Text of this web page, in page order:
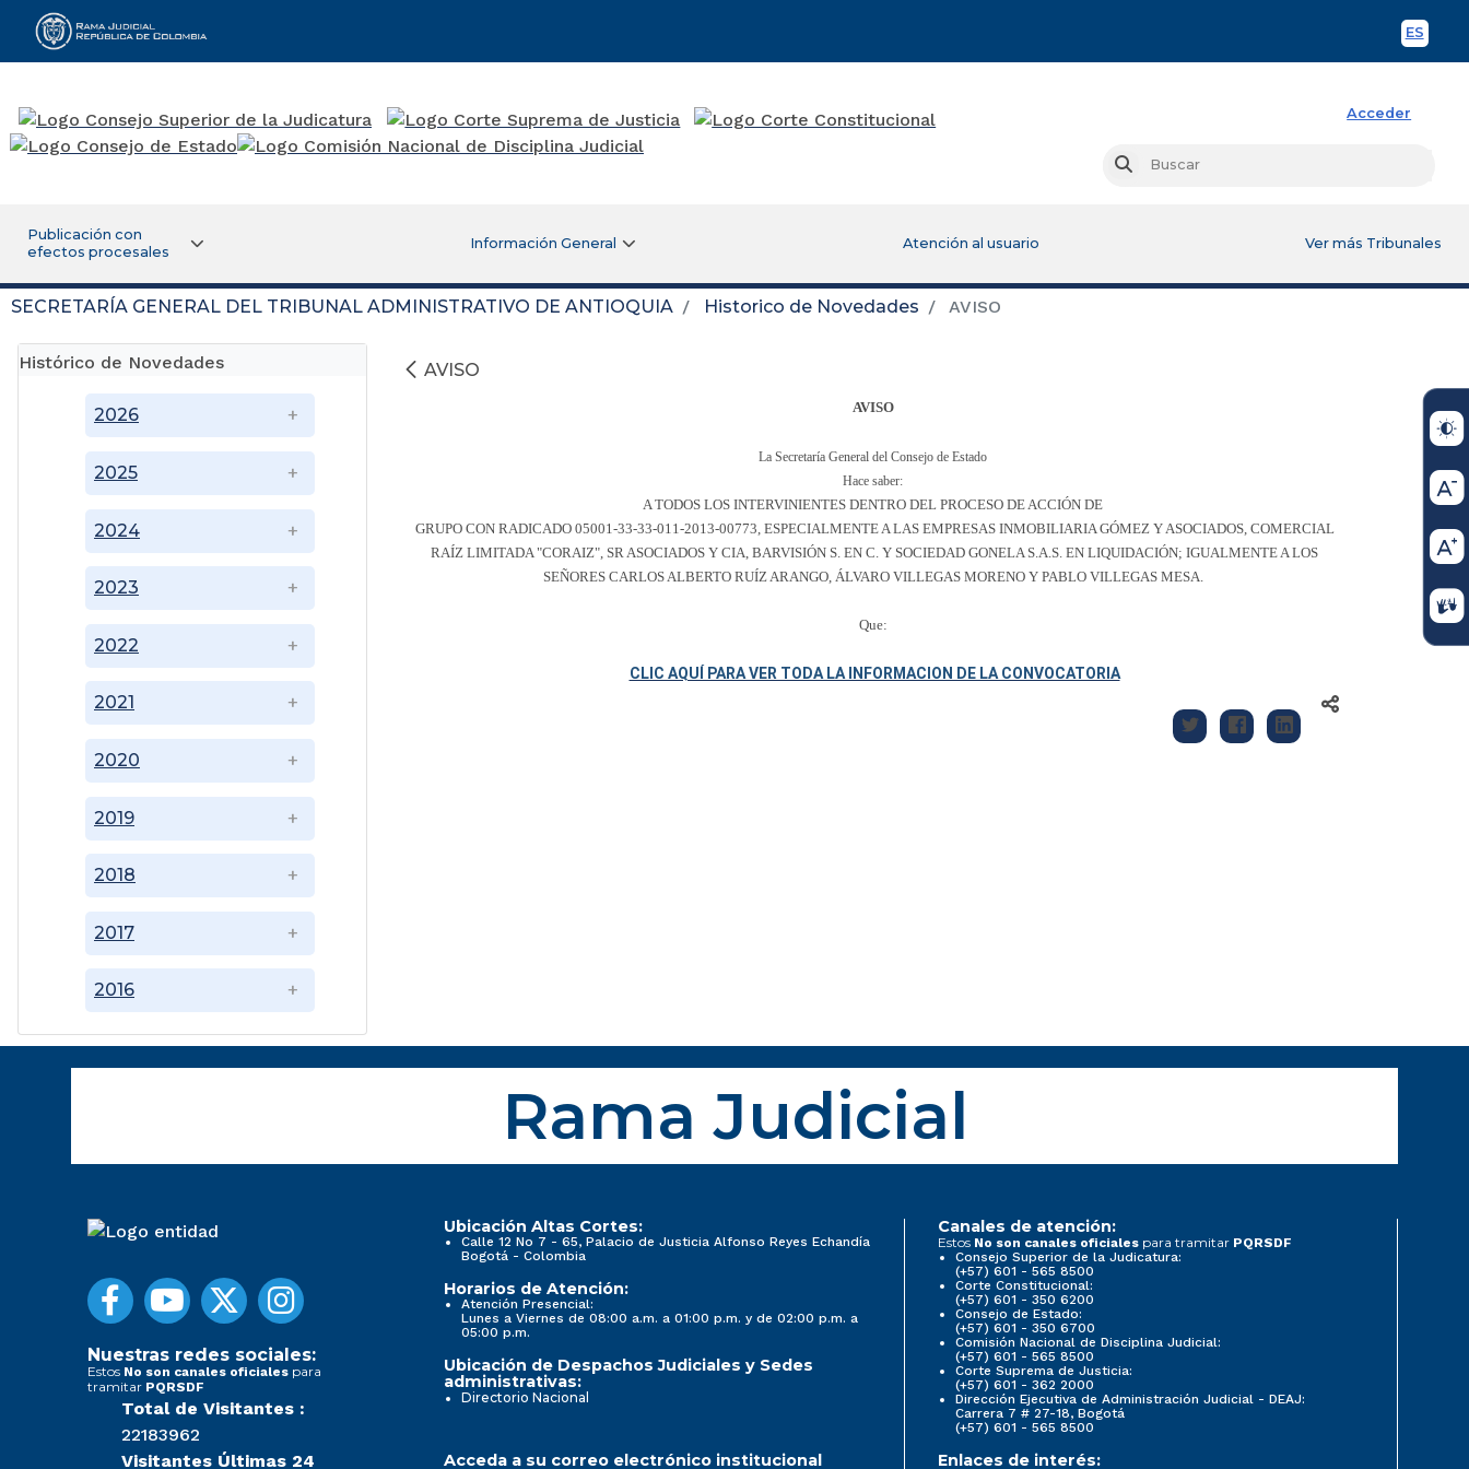
ES
Rama Judicial
Acceder
Buscar
Publicación con
efectos procesales
Información General Atención al usuario Ver más Tribunales
SECRETARÍA GENERAL DEL TRIBUNAL ADMINISTRATIVO DE ANTIOQUIA Historico de Novedades AVISO
Histórico de Novedades
2016
2017
2018
2019
2020
2021
2022
2023
2024
2025
2026
AVISO
AVISO
La Secretaría General del Consejo de Estado
Hace saber:
A TODOS LOS INTERVINIENTES DENTRO DEL PROCESO DE ACCIÓN DE
GRUPO CON RADICADO 05001-33-33-011-2013-00773, ESPECIALMENTE A LAS EMPRESAS INMOBILIARIA GÓMEZ Y ASOCIADOS, COMERCIAL
RAÍZ LIMITADA "CORAIZ", SR ASOCIADOS Y CIA, BARVISIÓN S. EN C. Y SOCIEDAD GONELA S.A.S. EN LIQUIDACIÓN; IGUALMENTE A LOS
SEÑORES CARLOS ALBERTO RUÍZ ARANGO, ÁLVARO VILLEGAS MORENO Y PABLO VILLEGAS MESA.
Que:
CLIC AQUÍ PARA VER TODA LA INFORMACION DE LA CONVOCATORIA
Rama Judicial
Nuestras redes sociales:
Estos No son canales oficiales para
tramitar PQRSDF
Total de Visitantes :
22183962
Visitantes Últimas 24
Ubicación Altas Cortes:
Calle 12 No 7 - 65, Palacio de Justicia Alfonso Reyes Echandía
Bogotá - Colombia
Horarios de Atención:
Atención Presencial:
Lunes a Viernes de 08:00 a.m. a 01:00 p.m. y de 02:00 p.m. a
05:00 p.m.
Ubicación de Despachos Judiciales y Sedes
administrativas:
Directorio Nacional
Canales de atención:
Estos No son canales oficiales para tramitar PQRSDF
Consejo Superior de la Judicatura:
(+57) 601 - 565 8500
Corte Constitucional:
(+57) 601 - 350 6200
Consejo de Estado:
(+57) 601 - 350 6700
Comisión Nacional de Disciplina Judicial:
(+57) 601 - 565 8500
Corte Suprema de Justicia:
(+57) 601 - 362 2000
Dirección Ejecutiva de Administración Judicial - DEAJ:
Carrera 7 # 27-18, Bogotá
(+57) 601 - 565 8500
Acceda a su correo electrónico institucional Enlaces de interés: